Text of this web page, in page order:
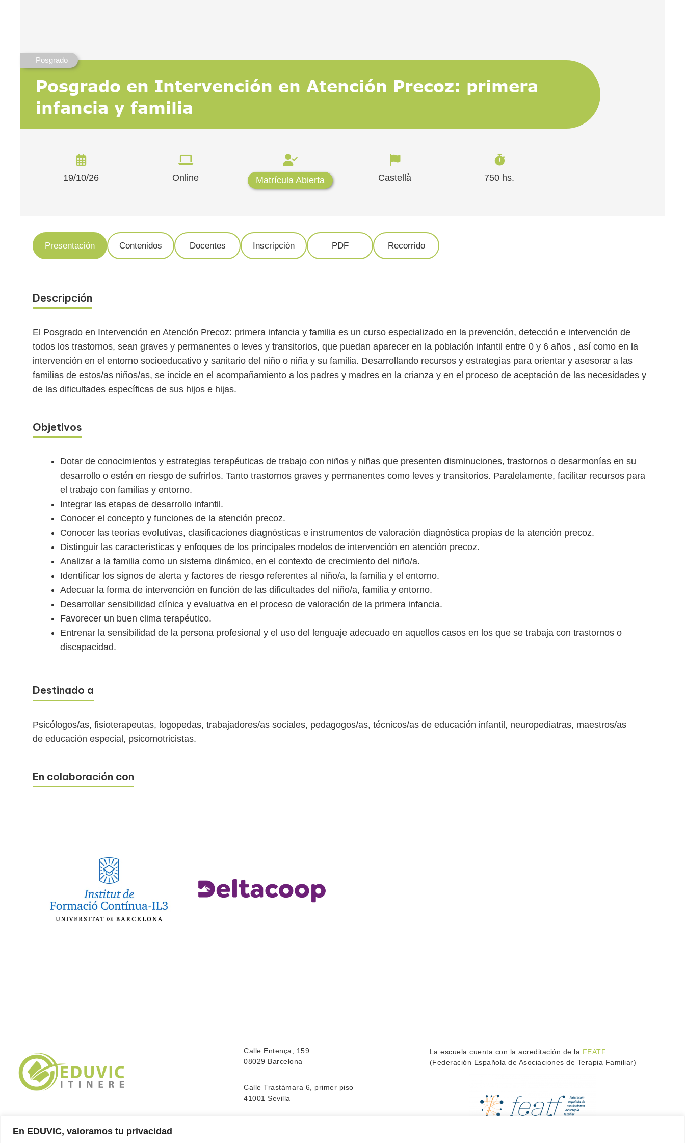
En EDUVIC, valoramos tu privacidad
Posgrado
Posgrado en Intervención en Atención Precoz: primera
infancia y familia
19/10/26 Online Matrícula Abierta Castellà 750 hs.
Presentación Contenidos Docentes Inscripción PDF Recorrido
Descripción
El Posgrado en Intervención en Atención Precoz: primera infancia y familia es un curso especializado en la prevención, detección e intervención de
todos los trastornos, sean graves y permanentes o leves y transitorios, que puedan aparecer en la población infantil entre 0 y 6 años , así como en la
intervención en el entorno socioeducativo y sanitario del niño o niña y su familia. Desarrollando recursos y estrategias para orientar y asesorar a las
familias de estos/as niños/as, se incide en el acompañamiento a los padres y madres en la crianza y en el proceso de aceptación de las necesidades y
de las dificultades específicas de sus hijos e hijas.
Objetivos
Dotar de conocimientos y estrategias terapéuticas de trabajo con niños y niñas que presenten disminuciones, trastornos o desarmonías en su
desarrollo o estén en riesgo de sufrirlos. Tanto trastornos graves y permanentes como leves y transitorios. Paralelamente, facilitar recursos para
el trabajo con familias y entorno.
Integrar las etapas de desarrollo infantil.
Conocer el concepto y funciones de la atención precoz.
Conocer las teorías evolutivas, clasificaciones diagnósticas e instrumentos de valoración diagnóstica propias de la atención precoz.
Distinguir las características y enfoques de los principales modelos de intervención en atención precoz.
Analizar a la familia como un sistema dinámico, en el contexto de crecimiento del niño/a.
Identificar los signos de alerta y factores de riesgo referentes al niño/a, la familia y el entorno.
Adecuar la forma de intervención en función de las dificultades del niño/a, familia y entorno.
Desarrollar sensibilidad clínica y evaluativa en el proceso de valoración de la primera infancia.
Favorecer un buen clima terapéutico.
Entrenar la sensibilidad de la persona profesional y el uso del lenguaje adecuado en aquellos casos en los que se trabaja con trastornos o
discapacidad.
Destinado a
Psicólogos/as, fisioterapeutas, logopedas, trabajadores/as sociales, pedagogos/as, técnicos/as de educación infantil, neuropediatras, maestros/as
de educación especial, psicomotricistas.
En colaboración con
Calle Entença, 159
08029 Barcelona
Calle Trastámara 6, primer piso
41001 Sevilla
La escuela cuenta con la acreditación de la FEATF
(Federación Española de Asociaciones de Terapia Familiar)